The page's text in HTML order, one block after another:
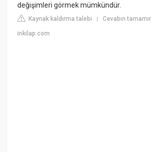
değişimleri görmek mümkündür.
Kaynak kaldırma talebi |Cevabın
inkilap.com